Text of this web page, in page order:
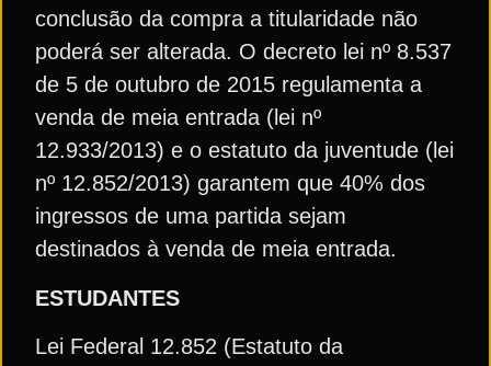
conclusão da compra a titularidade não
poderá ser alterada. O decreto lei nº 8.537
de 5 de outubro de 2015 regulamenta a
venda de meia entrada (lei nº
12.933/2013) e o estatuto da juventude (lei
nº 12.852/2013) garantem que 40% dos
ingressos de uma partida sejam
destinados à venda de meia entrada.
ESTUDANTES
Lei Federal 12.852 (Estatuto da